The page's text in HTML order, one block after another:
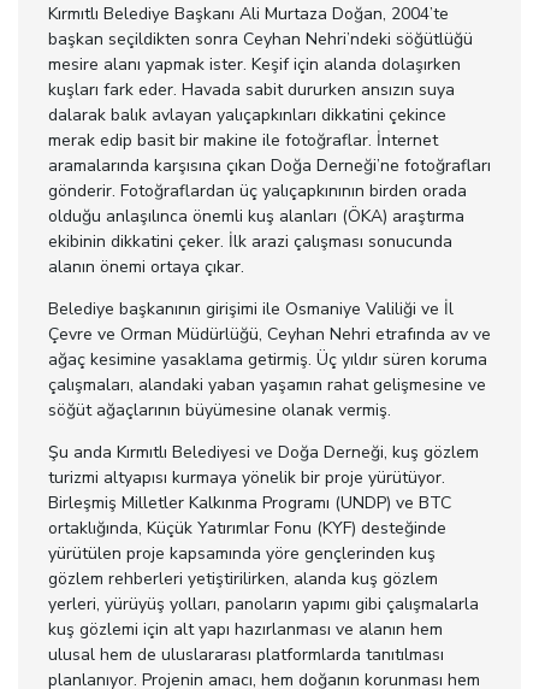
Kırmıtlı Belediye Başkanı Ali Murtaza Doğan, 2004’te
başkan seçildikten sonra Ceyhan Nehri’ndeki söğütlüğü
mesire alanı yapmak ister. Keşif için alanda dolaşırken
kuşları fark eder. Havada sabit dururken ansızın suya
dalarak balık avlayan yalıçapkınları dikkatini çekince
merak edip basit bir makine ile fotoğraflar. İnternet
aramalarında karşısına çıkan Doğa Derneği’ne fotoğrafları
gönderir. Fotoğraflardan üç yalıçapkınının birden orada
olduğu anlaşılınca önemli kuş alanları (ÖKA) araştırma
ekibinin dikkatini çeker. İlk arazi çalışması sonucunda
alanın önemi ortaya çıkar.
Belediye başkanının girişimi ile Osmaniye Valiliği ve İl
Çevre ve Orman Müdürlüğü, Ceyhan Nehri etrafında av ve
ağaç kesimine yasaklama getirmiş. Üç yıldır süren koruma
çalışmaları, alandaki yaban yaşamın rahat gelişmesine ve
söğüt ağaçlarının büyümesine olanak vermiş.
Şu anda Kırmıtlı Belediyesi ve Doğa Derneği, kuş gözlem
turizmi altyapısı kurmaya yönelik bir proje yürütüyor.
Birleşmiş Milletler Kalkınma Programı (UNDP) ve BTC
ortaklığında, Küçük Yatırımlar Fonu (KYF) desteğinde
yürütülen proje kapsamında yöre gençlerinden kuş
gözlem rehberleri yetiştirilirken, alanda kuş gözlem
yerleri, yürüyüş yolları, panoların yapımı gibi çalışmalarla
kuş gözlemi için alt yapı hazırlanması ve alanın hem
ulusal hem de uluslararası platformlarda tanıtılması
planlanıyor. Projenin amacı, hem doğanın korunması hem